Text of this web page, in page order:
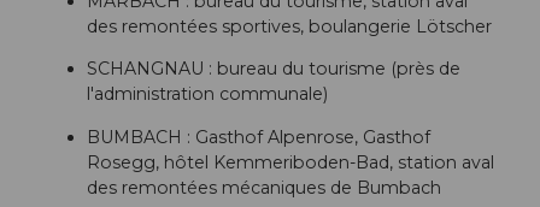
des remontées sportives, boulangerie Lötscher
SCHANGNAU : bureau du tourisme (près de
l'administration communale)
BUMBACH : Gasthof Alpenrose, Gasthof
Rosegg, hôtel Kemmeriboden-Bad, station aval
des remontées mécaniques de Bumbach